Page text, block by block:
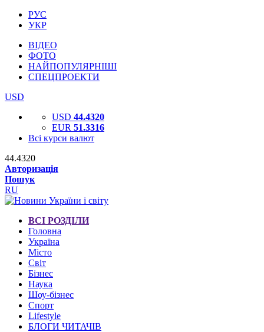
РУС
УКР
ВІДЕО
ФОТО
НАЙПОПУЛЯРНІШІ
СПЕЦПРОЕКТИ
USD
USD 44.4320
EUR 51.3316
Всі курси валют
44.4320
Авторизація
Пошук
RU
ВСІ РОЗДІЛИ
Головна
Україна
Місто
Світ
Бізнес
Наука
Шоу-бізнес
Спорт
Lifestyle
БЛОГИ ЧИТАЧІВ